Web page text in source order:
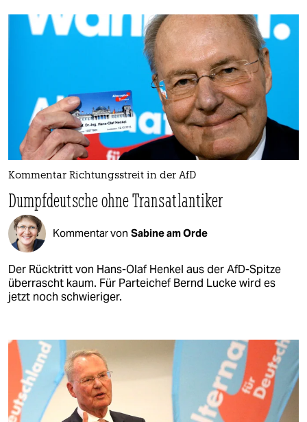
Kommentar Richtungsstreit in der AfD
Dumpfdeutsche ohne Transatlantiker
Kommentar von Sabine am Orde
Der Rücktritt von Hans-Olaf Henkel aus der AfD-Spitze
überrascht kaum. Für Parteichef Bernd Lucke wird es
jetzt noch schwieriger.